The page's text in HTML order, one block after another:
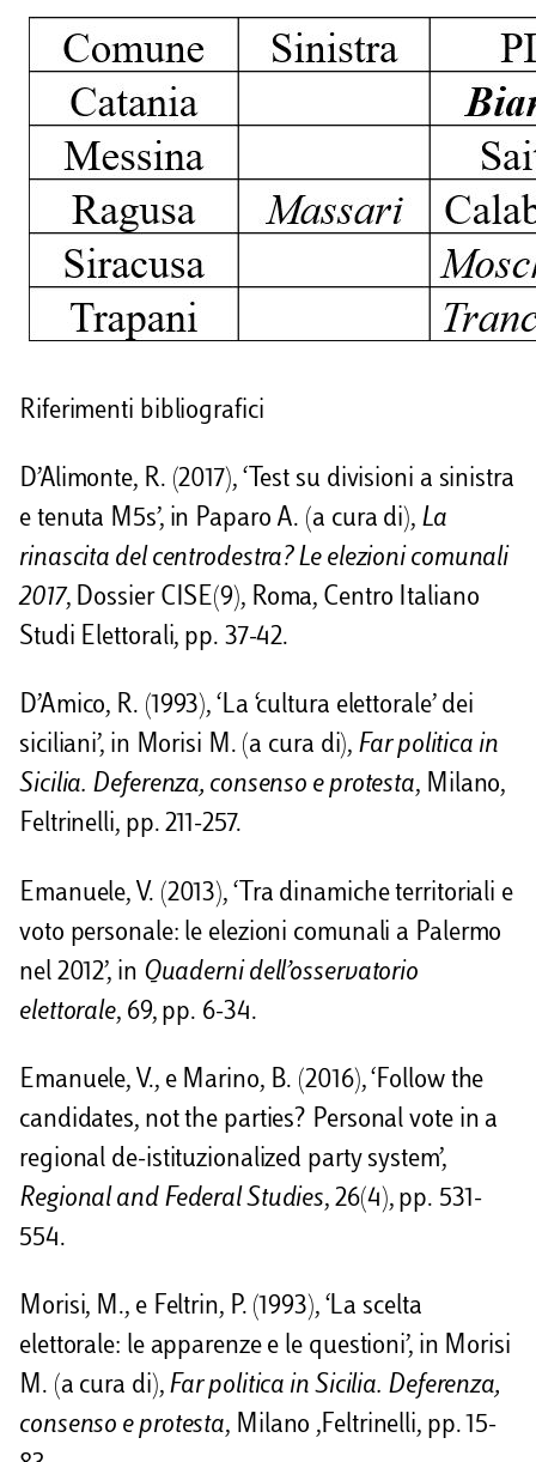
Riferimenti bibliografici
D’Alimonte, R. (2017), ‘Test su divisioni a sinistra
e tenuta M5s’, in Paparo A. (a cura di), La
rinascita del centrodestra? Le elezioni comunali
2017, Dossier CISE(9), Roma, Centro Italiano
Studi Elettorali, pp. 37-42.
D’Amico, R. (1993), ‘La ‘cultura elettorale’ dei
siciliani’, in Morisi M. (a cura di), Far politica in
Sicilia. Deferenza, consenso e protesta, Milano,
Feltrinelli, pp. 211-257.
Emanuele, V. (2013), ‘Tra dinamiche territoriali e
voto personale: le elezioni comunali a Palermo
nel 2012’, in Quaderni dell’osservatorio
elettorale, 69, pp. 6-34.
Emanuele, V., e Marino, B. (2016), ‘Follow the
candidates, not the parties? Personal vote in a
regional de-istituzionalized party system’,
Regional and Federal Studies, 26(4), pp. 531-
554.
Morisi, M., e Feltrin, P. (1993), ‘La scelta
elettorale: le apparenze e le questioni’, in Morisi
M. (a cura di), Far politica in Sicilia. Deferenza,
consenso e protesta, Milano ,Feltrinelli, pp. 15-